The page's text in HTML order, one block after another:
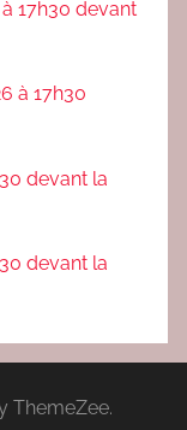
17h30 devant
à 17h30
devant la
devant la
ThemeZee.